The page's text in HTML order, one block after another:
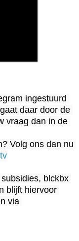
ingestuurd
daar door de
vraag dan in de
Volg ons dan nu
blckbx
blijft hiervoor
via